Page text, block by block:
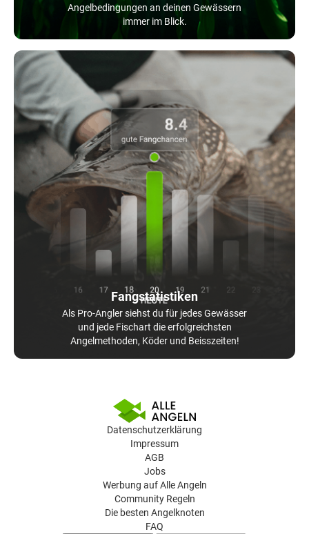
Angelbedingungen an deinen Gewässern
immer im Blick.
Fangstatistiken
Als Pro-Angler siehst du für jedes Gewässer
und jede Fischart die erfolgreichsten
Angelmethoden, Köder und Beisszeiten!
Datenschutzerklärung
Impressum
AGB
Jobs
Werbung auf Alle Angeln
Community Regeln
Die besten Angelknoten
FAQ